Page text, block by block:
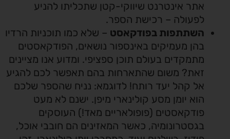
אתר אינטרנט שיווקי-קטן שתכליתו להניע
לפעולה – רכישת הספר.
השתתפות בפודקאסט – שלא כמו תוכניות הרדיו
בהן מעמיקים באינספור נושאים, הפודקאסטים
מתמקדים בעולם תוכן ספציפי. ומדוע אנו מציינים
זאת? משום שהתארחות בהם תאפשר לכם להגיע
אל קהל יעד רותח! לדוגמא: נניח שהספר שלכם
הוא יומן מסע קולינארי מיפן. ישנם לא מעט
פודקאסטים (פופולאריים מאד!) העוסקים
בגסטרונומיה, כאשר המאזינים הם חובבי אוכל,